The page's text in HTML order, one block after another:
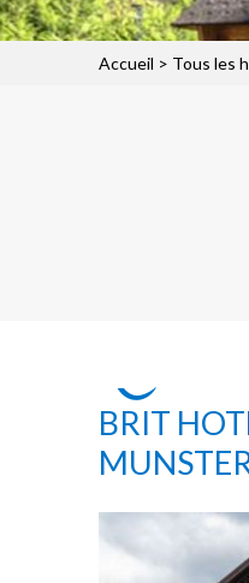
Accueil > Tous les
BRIT